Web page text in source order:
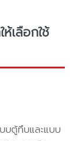
เลือกใช้
บตู้ทึบและแบบ